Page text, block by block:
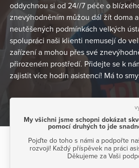
oddychnou si od 24//7 péče o
znevýhodněním můžou dál žít doma
neutěšených podmínkách velkých
spolupráci naši klienti nemusejí do
zařízení a mohou přes své
přirozeném prostředí. Přidejte se k
zajistit více hodin asistencí! Má to
My všichni jsme schopni dokázat
pomocí druhých to jde
Pojďte do toho s námi a podpořte
rozvoji! Každý příspěvek na práci
Děkujeme za Vaši